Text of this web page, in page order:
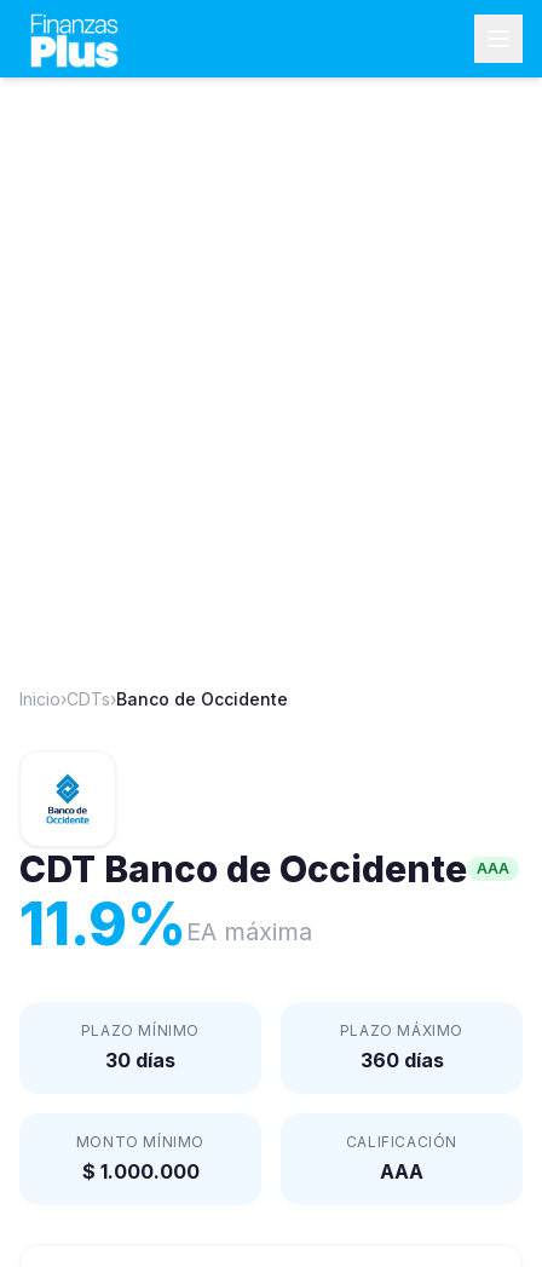
Inicio›CDTs›Banco de Occidente
CDT Banco de Occidente AAA
11.9% EA máxima
PLAZO MÍNIMO
30 días
PLAZO MÁXIMO
360 días
MONTO MÍNIMO
$ 1.000.000
CALIFICACIÓN
AAA